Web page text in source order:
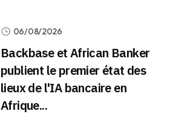
06/08/2026
Backbase et African Banker
publient le premier état des
lieux de l'IA bancaire en
Afrique...